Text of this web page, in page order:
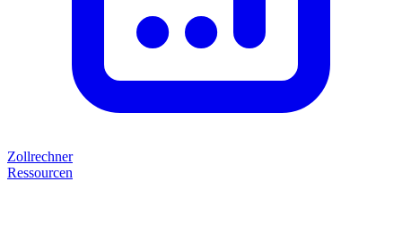
Zollrechner
Ressourcen